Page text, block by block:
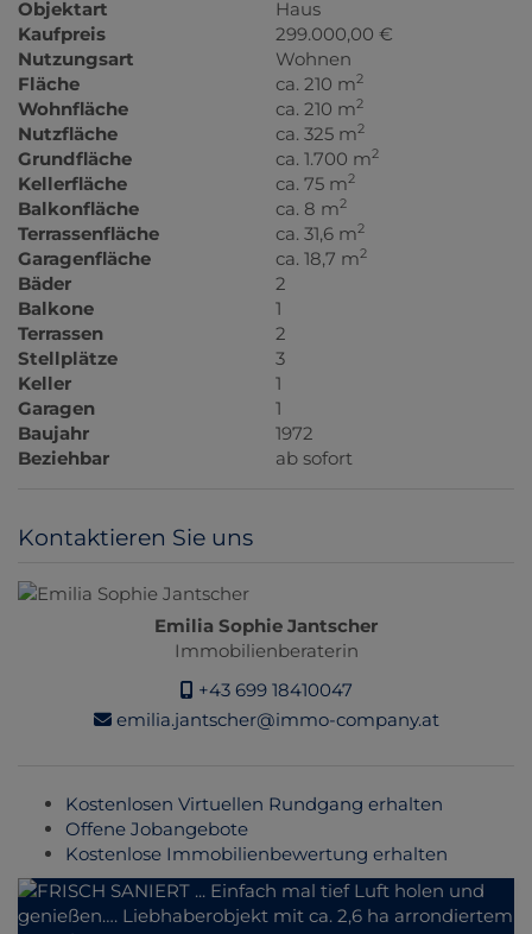
Objektart
Haus
Kaufpreis
299.000,00 €
Nutzungsart
Wohnen
Fläche
ca. 210 m2
Wohnfläche ca. 210 m2
Nutzfläche ca. 325 m2
Grundfläche ca. 1.700 m2
Kellerfläche ca. 75 m2
Balkonfläche ca. 8 m2
Terrassenfläche ca. 31,6 m2
Garagenfläche ca. 18,7 m2
Bäder
2
Balkone
1
Terrassen
2
Stellplätze
3
Keller
1
Garagen
1
Baujahr
1972
Beziehbar
ab sofort
Kontaktieren Sie uns
Emilia Sophie Jantscher
Immobilienberaterin
+43 699 18410047
emilia.jantscher@immo-company.at
Kostenlosen Virtuellen Rundgang erhalten
Offene Jobangebote
Kostenlose Immobilienbewertung erhalten